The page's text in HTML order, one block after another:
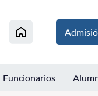
Funcionarios